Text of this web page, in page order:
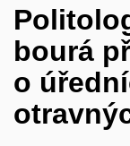
bourá
o